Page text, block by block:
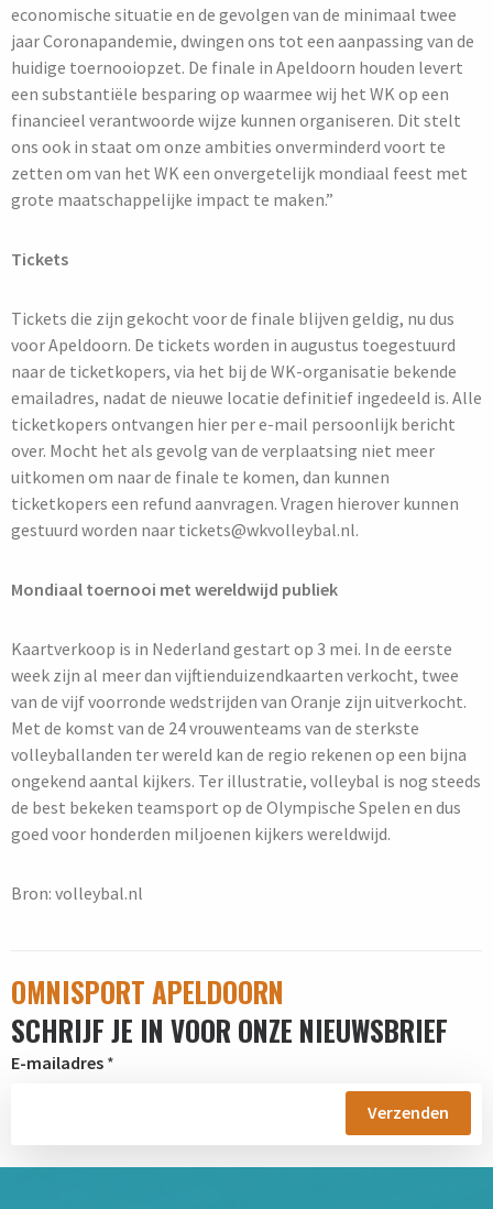
economische situatie en de gevolgen van de minimaal twee
jaar Coronapandemie, dwingen ons tot een aanpassing van de
huidige toernooiopzet. De finale in Apeldoorn houden levert
een substantiële besparing op waarmee wij het WK op een
financieel verantwoorde wijze kunnen organiseren. Dit stelt
ons ook in staat om onze ambities onverminderd voort te
zetten om van het WK een onvergetelijk mondiaal feest met
grote maatschappelijke impact te maken.”
Tickets
Tickets die zijn gekocht voor de finale blijven geldig, nu dus
voor Apeldoorn. De tickets worden in augustus toegestuurd
naar de ticketkopers, via het bij de WK-organisatie bekende
emailadres, nadat de nieuwe locatie definitief ingedeeld is. Alle
ticketkopers ontvangen hier per e-mail persoonlijk bericht
over. Mocht het als gevolg van de verplaatsing niet meer
uitkomen om naar de finale te komen, dan kunnen
ticketkopers een refund aanvragen. Vragen hierover kunnen
gestuurd worden naar tickets@wkvolleybal.nl.
Mondiaal toernooi met wereldwijd publiek
Kaartverkoop is in Nederland gestart op 3 mei. In de eerste
week zijn al meer dan vijftienduizendkaarten verkocht, twee
van de vijf voorronde wedstrijden van Oranje zijn uitverkocht.
Met de komst van de 24 vrouwenteams van de sterkste
volleyballanden ter wereld kan de regio rekenen op een bijna
ongekend aantal kijkers. Ter illustratie, volleybal is nog steeds
de best bekeken teamsport op de Olympische Spelen en dus
goed voor honderden miljoenen kijkers wereldwijd.
Bron: volleybal.nl
OMNISPORT APELDOORN
SCHRIJF JE IN VOOR ONZE NIEUWSBRIEF
E-mailadres *